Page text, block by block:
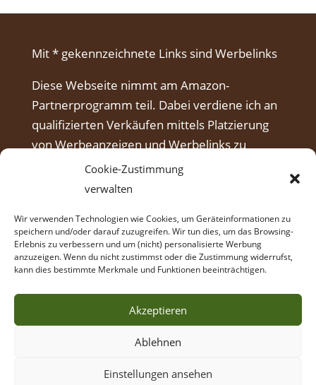
Cookie-Zustimmung
verwalten
Wir verwenden Technologien wie Cookies, um Geräteinformationen zu
speichern und/oder darauf zuzugreifen. Wir tun dies, um das Browsing-
Erlebnis zu verbessern und um (nicht) personalisierte Werbung
anzuzeigen. Wenn du nicht zustimmst oder die Zustimmung widerrufst,
kann dies bestimmte Merkmale und Funktionen beeinträchtigen.
Akzeptieren
Ablehnen
Einstellungen ansehen
Mit * gekennzeichnete Links sind Werbelinks
Diese Webseite nimmt am Amazon-
Partnerprogramm teil. Dabei verdiene ich an
qualifizierten Verkäufen mittels Platzierung
von Werbeanzeigen und Werbelinks zu
© Intuitives Bogenschießen Coaching,